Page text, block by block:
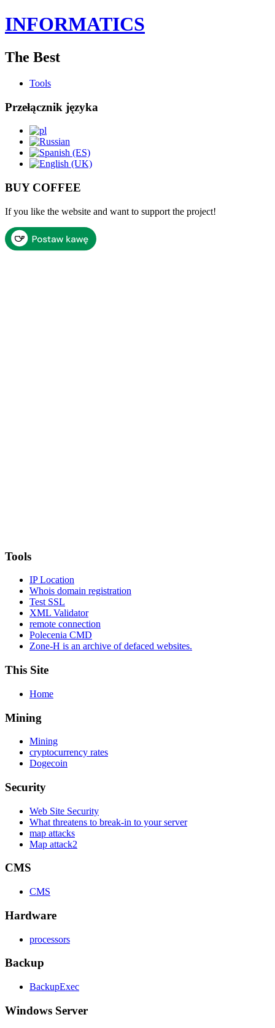
INFORMATICS
The Best
Tools
Przełącznik języka
BUY COFFEE
If you like the website and want to support the project!
Tools
IP Location
Whois domain registration
Test SSL
XML Validator
remote connection
Polecenia CMD
Zone-H is an archive of defaced websites.
This Site
Home
Mining
Mining
cryptocurrency rates
Dogecoin
Security
Web Site Security
What threatens to break-in to your server
map attacks
Map attack2
CMS
CMS
Hardware
processors
Backup
BackupExec
Windows Server